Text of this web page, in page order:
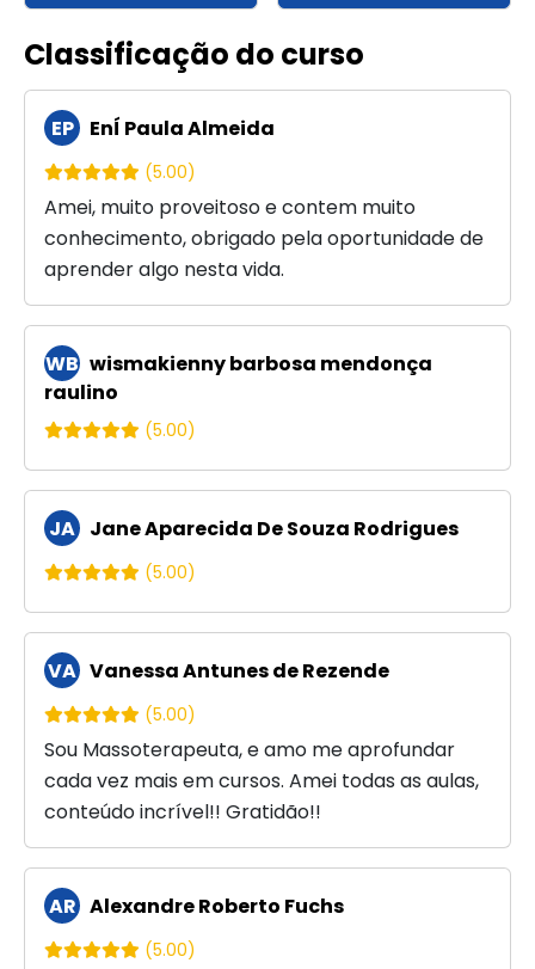
Classificação do curso
EP EnÍ Paula Almeida
(5.00)
Amei, muito proveitoso e contem muito
conhecimento, obrigado pela oportunidade de
aprender algo nesta vida.
WB wismakienny barbosa mendonça
raulino
(5.00)
JA Jane Aparecida De Souza Rodrigues
(5.00)
VA Vanessa Antunes de Rezende
(5.00)
Sou Massoterapeuta, e amo me aprofundar
cada vez mais em cursos. Amei todas as aulas,
conteúdo incrível!! Gratidão!!
AR Alexandre Roberto Fuchs
(5.00)